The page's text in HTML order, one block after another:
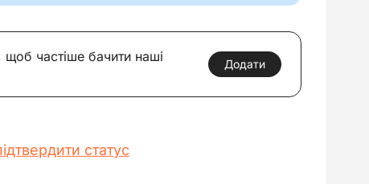
щоб частіше бачити наші
Додати
статус